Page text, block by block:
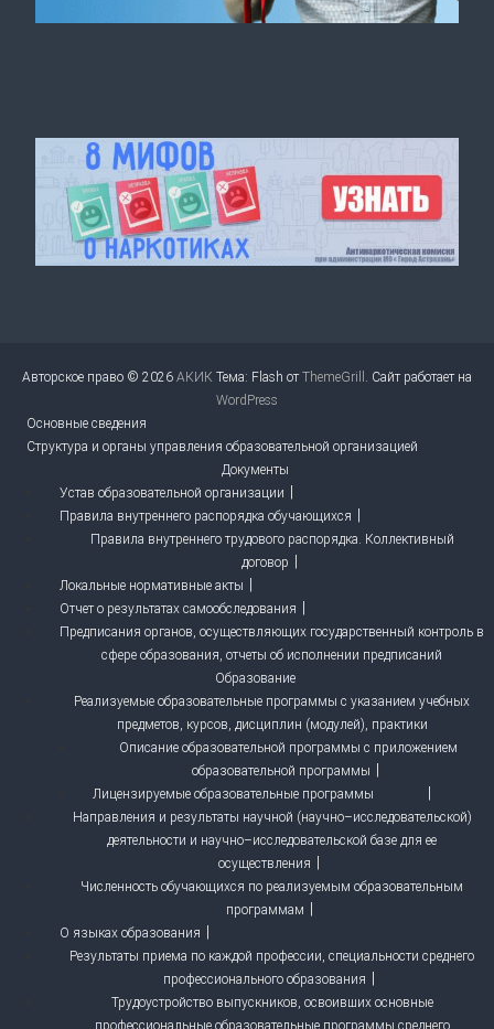
Авторское право © 2026 АКИК Тема: Flash отThemeGrill . Сайт работает на
WordPress
Основные сведения
Структура и органы управления образовательной организацией
Документы
Устав образовательной организации
Правила внутреннего распорядка обучающихся
Правила внутреннего трудового распорядка. Коллективный
договор
Локальные нормативные акты
Отчет о результатах самообследования
Предписания органов, осуществляющих государственный контроль в
сфере образования, отчеты об исполнении предписаний
Образование
Реализуемые образовательные программы с указанием учебных
предметов, курсов, дисциплин (модулей), практики
Описание образовательной программы с приложением
образовательной программы
Лицензируемые образовательные программы
Направления и результаты научной (научно–исследовательской)
деятельности и научно–исследовательской базе для ее
осуществления
Численность обучающихся по реализуемым образовательным
программам
О языках образования
Результаты приема по каждой профессии, специальности среднего
профессионального образования
Трудоустройство выпускников, освоивших основные